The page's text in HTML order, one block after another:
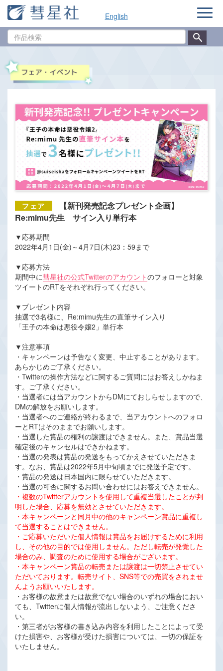
English
品
ナ
ゲ
【新刊発売記念プレゼント企画】
Re:mimu先生 サイン入り単行本
▼応募期間
2022年4月1日(金)～4月7日(木)23：59まで
▼応募方法
期間中に彗星社の公式Twitterのアカウントのフォローと対象
ツイートのRTをそれぞれ行ってください。
▼プレゼント内容
抽選で3名様に、Re:mimu先生の直筆サイン入り
「王子の本命は悪役令嬢2」単行本
▼注意事項
・キャンペーンは予告なく変更、中止することがあります。
あらかじめご了承ください。
・Twitterの操作方法などに関するご質問にはお答えしかねま
す。ご了承ください。
・当選者には当アカウントからDMにておしらせしますので、
DMの解放をお願いします。
・当選者へのご連絡が終わるまで、当アカウントへのフォロ
ーとRTはそのままでお願いします。
・当選した賞品の権利の譲渡はできません。また、賞品当選
確定後のキャンセルはできかねます。
・当選の発表は賞品の発送をもってかえさせていただきま
す。なお、賞品は2022年5月中旬頃までに発送予定です。
・賞品の発送は日本国内に限らせていただきます。
・当選の可否に関するお問い合わせにはお答えできません。
・複数のTwitterアカウントを使用して重複当選したことが判
明した場合、応募を無効とさせていただきます。
・本キャンペーンと同月中の他のキャンペーン賞品に重複し
て当選することはできません。
・ご応募いただいた個人情報は賞品をお届けするために利用
し、その他の目的では使用しません。ただし転売が発覚した
場合のみ、調査のために使用する場合がございます。
・本キャンペーン賞品の転売または譲渡は一切禁止させてい
ただいております。転売サイト、SNS等での売買をされませ
んようお願いいたします。
・お客様の故意または故意でない場合のいずれの場合におい
ても、Twitterに個人情報が流出しないよう、ご注意くださ
い。
・第三者がお客様の書き込み内容を利用したことによって受
けた損害や、お客様が受けた損害については、一切の保証を
いたしません。